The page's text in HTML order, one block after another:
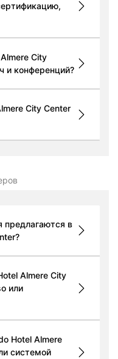
City
и конференций?
City Center
предлагаются в
Almere City
или
Hotel Almere
системой